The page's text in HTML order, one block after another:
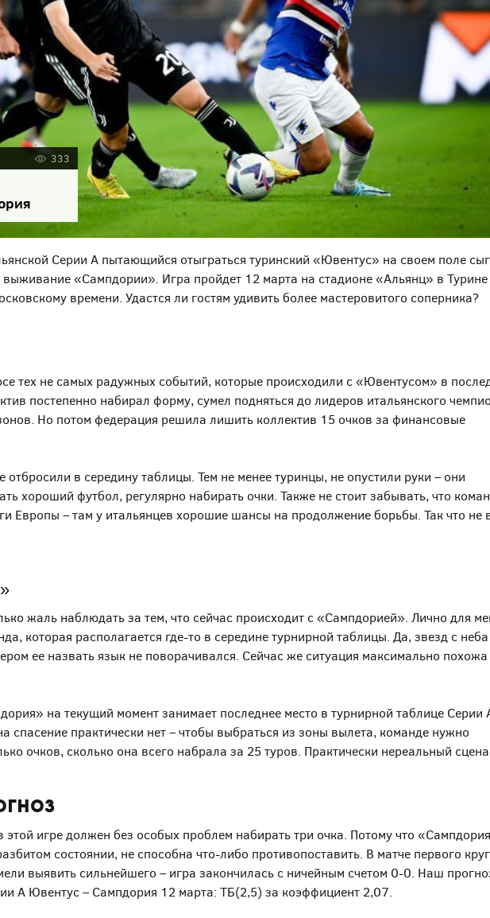
333
Серии А пытающийся отыграться туринский «Ювентус» на своем поле
«Сампдории». Игра пройдет 12 марта на стадионе «Альянц» в Турине
времени. Удастся ли гостям удивить более мастеровитого соперника?
тех не самых радужных событий, которые происходили с «Ювентусом» в
постепенно набирал форму, сумел подняться до лидеров итальянского
Но потом федерация решила лишить коллектив 15 очков за финансовые
в середину таблицы. Тем не менее туринцы, не опустили руки – они
хороший футбол, регулярно набирать очки. Также не стоит забывать, что
Европы – там у итальянцев хорошие шансы на продолжение борьбы. Так что не
жаль наблюдать за тем, что сейчас происходит с «Сампдорией». Лично для
которая располагается где-то в середине турнирной таблицы. Да, звезд с
ее назвать язык не поворачивался. Сейчас же ситуация максимально
на текущий момент занимает последнее место в турнирной таблице Серии
спасение практически нет – чтобы выбраться из зоны вылета, команде нужно
очков, сколько она всего набрала за 25 туров. Практически нереальный
игре должен без особых проблем набирать три очка. Потому что
состоянии, не способна что-либо противопоставить. В матче первого
выявить сильнейшего – игра закончилась с ничейным счетом 0-0. Наш
А Ювентус – Сампдория 12 марта: ТБ(2,5) за коэффициент 2,07.